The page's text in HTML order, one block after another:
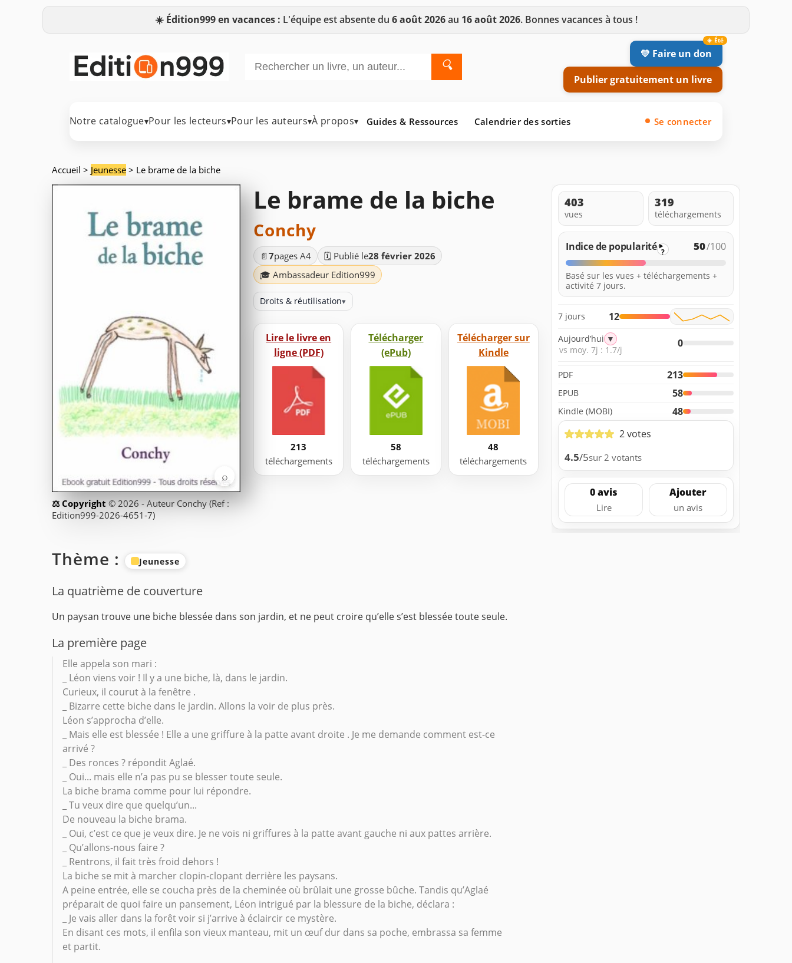
☀️ Édition999 en vacances : L'équipe est absente du 6 août 2026au 16 août 2026. Bonnes vacances à tous !
🔍
💛 Faire un don
Publier gratuitement un livre
Notre catalogue▾Pour les lecteurs▾Pour les auteurs▾À propos▾ Guides & Ressources Calendrier des sorties Se connecter
Accueil > Jeunesse > Le brame de la biche
⌕
© 2026 - Auteur Conchy (Ref :
Edition999-2026-4651-7)
Le brame de la biche
Conchy
📄 7pages A4 🗓️ Publié le28 février 2026
🎓 Ambassadeur Edition999
Droits & réutilisation▾
Lire le livre en
ligne (PDF)
213
téléchargements
Télécharger
(ePub)
58
téléchargements
Télécharger sur
Kindle
48
téléchargements
403
vues
319
téléchargements
Indice de popularité ? 50/100
Basé sur les vues + téléchargements +
activité 7 jours.
7 jours 12
Aujourd’hui ▼
vs moy. 7j : 1.7/j
0
PDF 213
EPUB 58
Kindle (MOBI)
48
2 votes
4.5/5sur 2 votants
0 avis
Lire
Ajouter
un avis
Thème : Jeunesse
La quatrième de couverture
Un paysan trouve une biche blessée dans son jardin, et ne peut croire qu’elle s’est blessée toute seule.
La première page
Elle appela son mari :
_ Léon viens voir ! Il y a une biche, là, dans le jardin.
Curieux, il courut à la fenêtre .
_ Bizarre cette biche dans le jardin. Allons la voir de plus près.
Léon s’approcha d’elle.
_ Mais elle est blessée ! Elle a une griffure à la patte avant droite . Je me demande comment est-ce
arrivé ?
_ Des ronces ? répondit Aglaé.
_ Oui... mais elle n’a pas pu se blesser toute seule.
La biche brama comme pour lui répondre.
_ Tu veux dire que quelqu’un...
De nouveau la biche brama.
_ Oui, c’est ce que je veux dire. Je ne vois ni griffures à la patte avant gauche ni aux pattes arrière.
_ Qu’allons-nous faire ?
_ Rentrons, il fait très froid dehors !
La biche se mit à marcher clopin-clopant derrière les paysans.
A peine entrée, elle se coucha près de la cheminée où brûlait une grosse bûche. Tandis qu’Aglaé
préparait de quoi faire un pansement, Léon intrigué par la blessure de la biche, déclara :
_ Je vais aller dans la forêt voir si j’arrive à éclaircir ce mystère.
En disant ces mots, il enfila son vieux manteau, mit un œuf dur dans sa poche, embrassa sa femme
et partit.